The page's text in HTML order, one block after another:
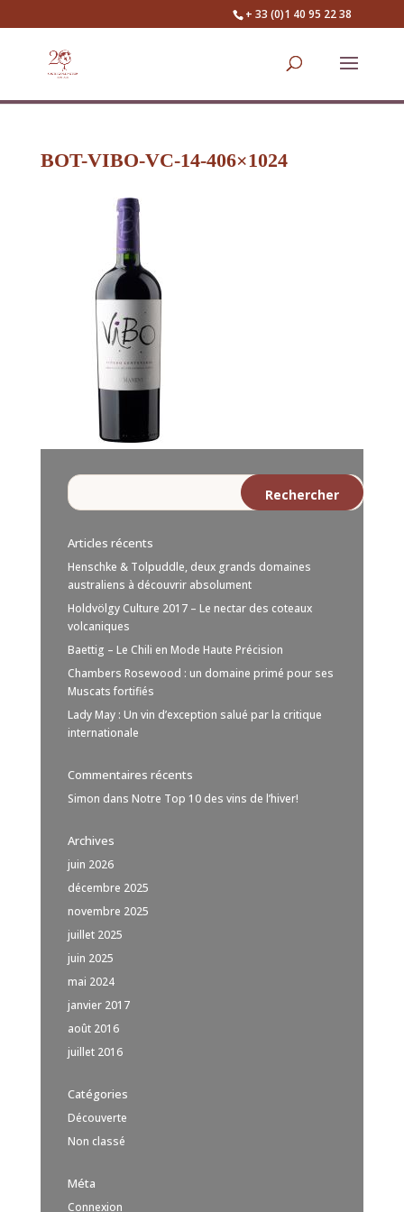
+ 33 (0)1 40 95 22 38
BOT-VIBO-VC-14-406×1024
Articles récents
Henschke & Tolpuddle, deux grands domaines
australiens à découvrir absolument
Holdvölgy Culture 2017 – Le nectar des coteaux
volcaniques
Baettig – Le Chili en Mode Haute Précision
Chambers Rosewood : un domaine primé pour ses
Muscats fortifiés
Lady May : Un vin d’exception salué par la critique
internationale
Commentaires récents
Simon dans Notre Top 10 des vins de l’hiver!
Archives
juin 2026
décembre 2025
novembre 2025
juillet 2025
juin 2025
mai 2024
janvier 2017
août 2016
juillet 2016
Catégories
Découverte
Non classé
Méta
Connexion